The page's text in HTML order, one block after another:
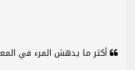
أكثر ما يدهش المرء في